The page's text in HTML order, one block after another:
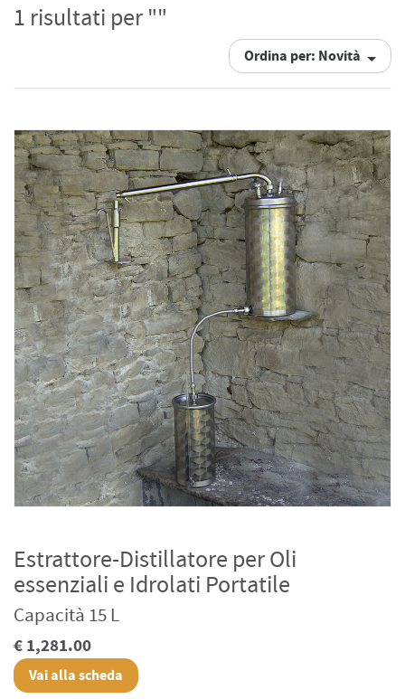
1 risultati per ""
Ordina per: Novità
Estrattore-Distillatore per Oli
essenziali e Idrolati Portatile
Capacità 15 L
€ 1,281.00
Vai alla scheda